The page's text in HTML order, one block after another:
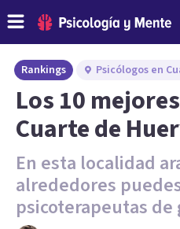
Rankings Psicólogos en
Los 10
Cuarte de
En esta localidad
alrededores
psicoterapeutas